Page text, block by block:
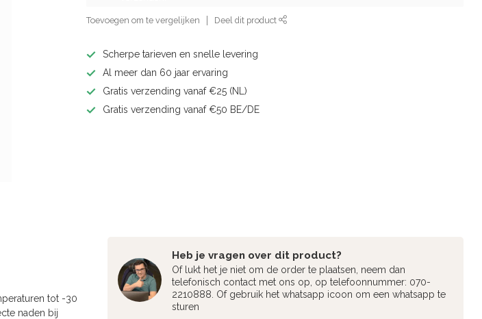
Toevoegen om te vergelijken Deel dit product
Scherpe tarieven en snelle levering
Al meer dan 60 jaar ervaring
Gratis verzending vanaf €25 (NL)
Gratis verzending vanaf €50 BE/DE
tot -30
naden bij
Heb je vragen over dit product?
Of lukt het je niet om de order te plaatsen, neem dan
telefonisch contact met ons op, op telefoonnummer: 070-
2210888. Of gebruik het whatsapp icoon om een whatsapp te
sturen